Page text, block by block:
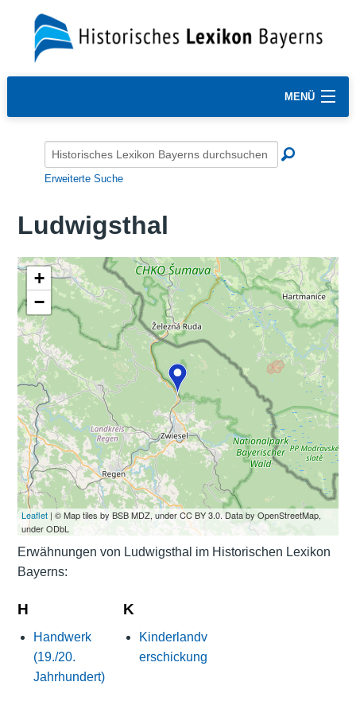
MENÜ
Erweiterte Suche
Ludwigsthal
+
−
Leaflet| © Map tiles by BSB MDZ, under CC BY 3.0. Data by OpenStreetMap,
under ODbL
Erwähnungen von Ludwigsthal im Historischen Lexikon
Bayerns:
H
Handwerk
(19./20.
Jahrhundert)
K
Kinderlandv
erschickung